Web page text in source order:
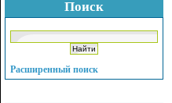
Поиск
Расширенный поиск